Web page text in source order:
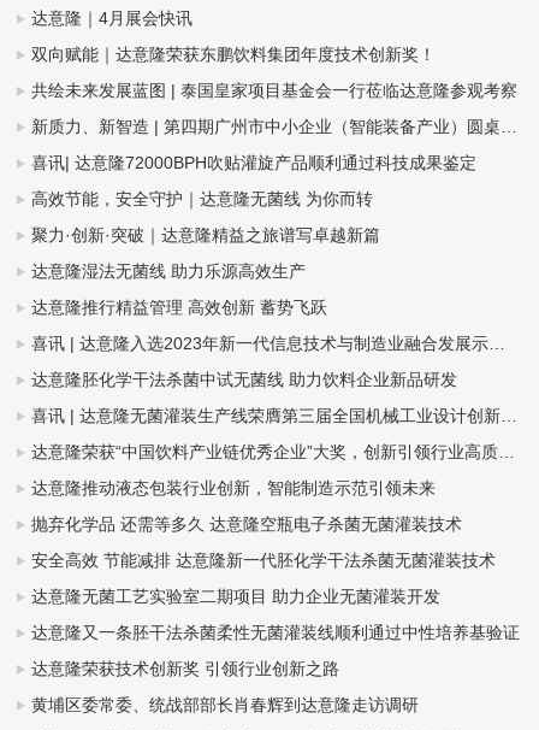
达意隆｜4月展会快讯
双向赋能｜达意隆荣获东鹏饮料集团年度技术创新奖！
共绘未来发展蓝图 | 泰国皇家项目基金会一行莅临达意隆参观考察
新质力、新智造 | 第四期广州市中小企业（智能装备产业）圆桌会议在达意隆召开
喜讯| 达意隆72000BPH吹贴灌旋产品顺利通过科技成果鉴定
高效节能，安全守护｜达意隆无菌线 为你而转
聚力·创新·突破｜达意隆精益之旅谱写卓越新篇
达意隆湿法无菌线 助力乐源高效生产
达意隆推行精益管理 高效创新 蓄势飞跃
喜讯 | 达意隆入选2023年新一代信息技术与制造业融合发展示范名单，助力食品饮料行业新型工业化发展
达意隆胚化学干法杀菌中试无菌线 助力饮料企业新品研发
喜讯 | 达意隆无菌灌装生产线荣膺第三届全国机械工业设计创新大赛金奖，助力食品饮料行业新型工业化发展
达意隆荣获“中国饮料产业链优秀企业”大奖，创新引领行业高质量发展
达意隆推动液态包装行业创新，智能制造示范引领未来
抛弃化学品 还需等多久 达意隆空瓶电子杀菌无菌灌装技术
安全高效 节能减排 达意隆新一代胚化学干法杀菌无菌灌装技术
达意隆无菌工艺实验室二期项目 助力企业无菌灌装开发
达意隆又一条胚干法杀菌柔性无菌灌装线顺利通过中性培养基验证
达意隆荣获技术创新奖 引领行业创新之路
黄埔区委常委、统战部部长肖春辉到达意隆走访调研